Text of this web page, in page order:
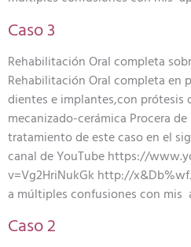
Caso 3
Rehabilitación Oral completa
Rehabilitación Oral completa en
dientes e implantes,con
mecanizado-cerámica Procera
tratamiento de este caso en el
canal de YouTube https://
v=Vg2HriNukGk http://
a múltiples confusiones con mis
Caso 2